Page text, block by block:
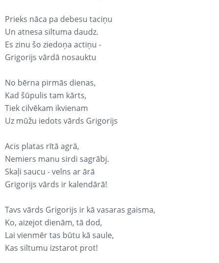
Prieks nāca pa debesu taciņu
Un atnesa siltuma daudz.
Es zinu šo ziedoņa actiņu -
Grigorijs vārdā nosauktu
No bērna pirmās dienas,
Kad šūpulis tam kārts,
Tiek cilvēkam ikvienam
Uz mūžu iedots vārds Grigorijs
Acis platas rītā agrā,
Nemiers manu sirdi sagrābj.
Skaļi saucu - velns ar ārā
Grigorijs vārds ir kalendārā!
Tavs vārds Grigorijs ir kā vasaras gaisma,
Ko, aizejot dienām, tā dod,
Lai vienmēr tas būtu kā saule,
Kas siltumu izstarot prot!